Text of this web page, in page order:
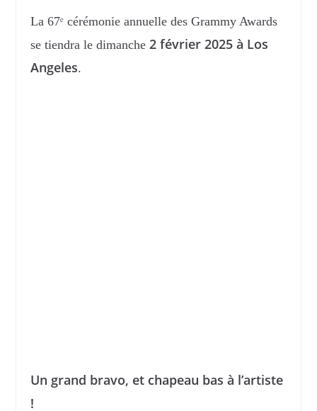
La 67ᵉ cérémonie annuelle des Grammy Awards
se tiendra le dimanche 2 février 2025 à Los
Angeles.
Un grand bravo, et chapeau bas à l’artiste
!